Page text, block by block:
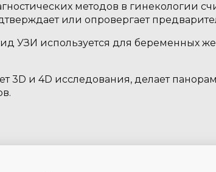
методов в гинекологии
или опровергает
УЗИ используется для беременных
3D и 4D исследования, делает